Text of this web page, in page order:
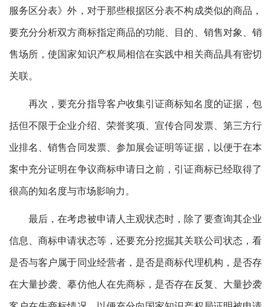
服务区分表》外，对于那些根据区分表不构成类似的商品，
要充分分析双方商标指定商品的功能、目的、销售对象、销
售场所，使国家知识产权局相信在实践中相关商品具有密切
关联。
再次，要充分指导客户收集引证商标知名度的证据，包
括但不限于企业介绍、荣誉奖项、宣传合同发票、第三方行
业排名、销售合同发票、参加展会证明等证据，以便于在本
案中充分证明在争议商标申请日之前，引证商标已经取得了
很高的知名度与市场影响力。
最后，在考虑被申请人主观状态时，除了要查询其企业
信息、商标申请状态等，还要充分挖掘其关联公司状态，看
是否与客户属于同业经营者，是否是商标代理机构，是否存
在大量抄袭、摹仿他人在先商标，是否存在反复、大量抄袭